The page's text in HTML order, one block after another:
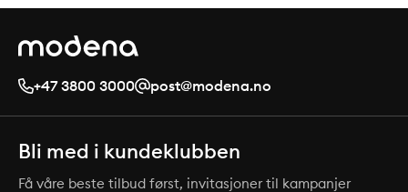
+47 3800 3000 post@modena.no
Bli med i kundeklubben
Få våre beste tilbud først, invitasjoner til kampanjer